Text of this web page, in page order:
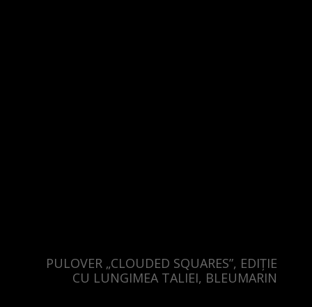
PULOVER „CLOUDED SQUARES”, EDIȚIE
CU LUNGIMEA TALIEI, BLEUMARIN